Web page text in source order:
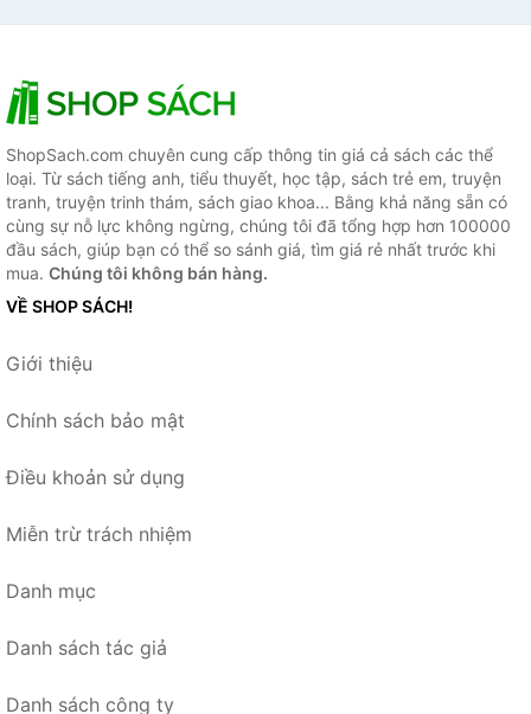
ShopSach.com chuyên cung cấp thông tin giá cả sách các thể
loại. Từ sách tiếng anh, tiểu thuyết, học tập, sách trẻ em, truyện
tranh, truyện trinh thám, sách giao khoa... Bằng khả năng sẵn có
cùng sự nỗ lực không ngừng, chúng tôi đã tổng hợp hơn 100000
đầu sách, giúp bạn có thể so sánh giá, tìm giá rẻ nhất trước khi
mua. Chúng tôi không bán hàng.
VỀ SHOP SÁCH!
Giới thiệu
Chính sách bảo mật
Điều khoản sử dụng
Miễn trừ trách nhiệm
Danh mục
Danh sách tác giả
Danh sách công ty